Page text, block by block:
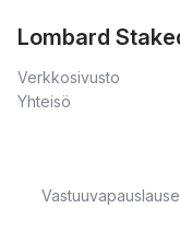
Lombard
Verkkosivusto
Yhteisö